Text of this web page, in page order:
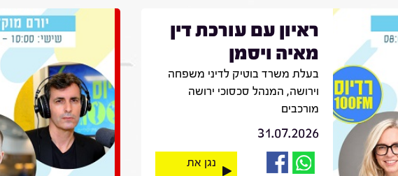
ראיון עם עורכת דין
מאיה ויסמן
בעלת משרד בוטיק לדיני משפחה
וירושה, המנהל סכסוכי ירושה
מורכבים
31.07.2026
נגן את